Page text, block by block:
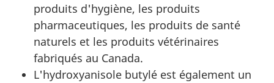
produits d'hygiène, les produits
pharmaceutiques, les produits de santé
naturels et les produits vétérinaires
fabriqués au Canada.
L'hydroxyanisole butylé est également un